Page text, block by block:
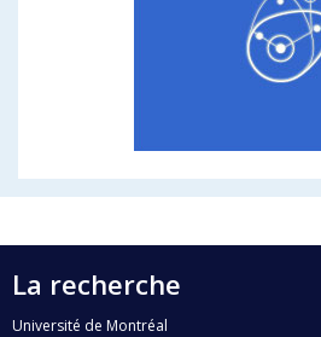
La recherche
Université de Montréal